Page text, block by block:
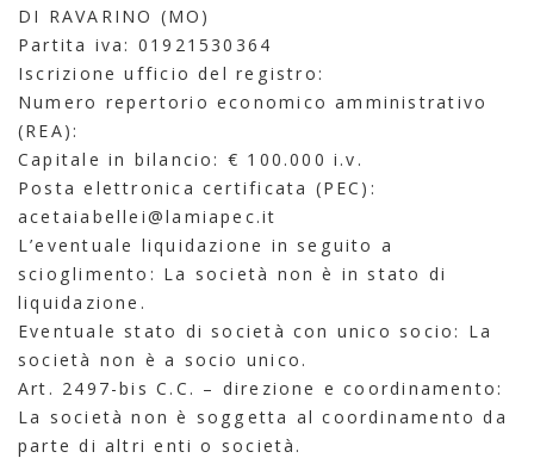
DI RAVARINO (MO)
Partita iva: 01921530364
Iscrizione ufficio del registro:
Numero repertorio economico amministrativo
(REA):
Capitale in bilancio: € 100.000 i.v.
Posta elettronica certificata (PEC):
acetaiabellei@lamiapec.it
L’eventuale liquidazione in seguito a
scioglimento: La società non è in stato di
liquidazione.
Eventuale stato di società con unico socio: La
società non è a socio unico.
Art. 2497-bis C.C. – direzione e coordinamento:
La società non è soggetta al coordinamento da
parte di altri enti o società.